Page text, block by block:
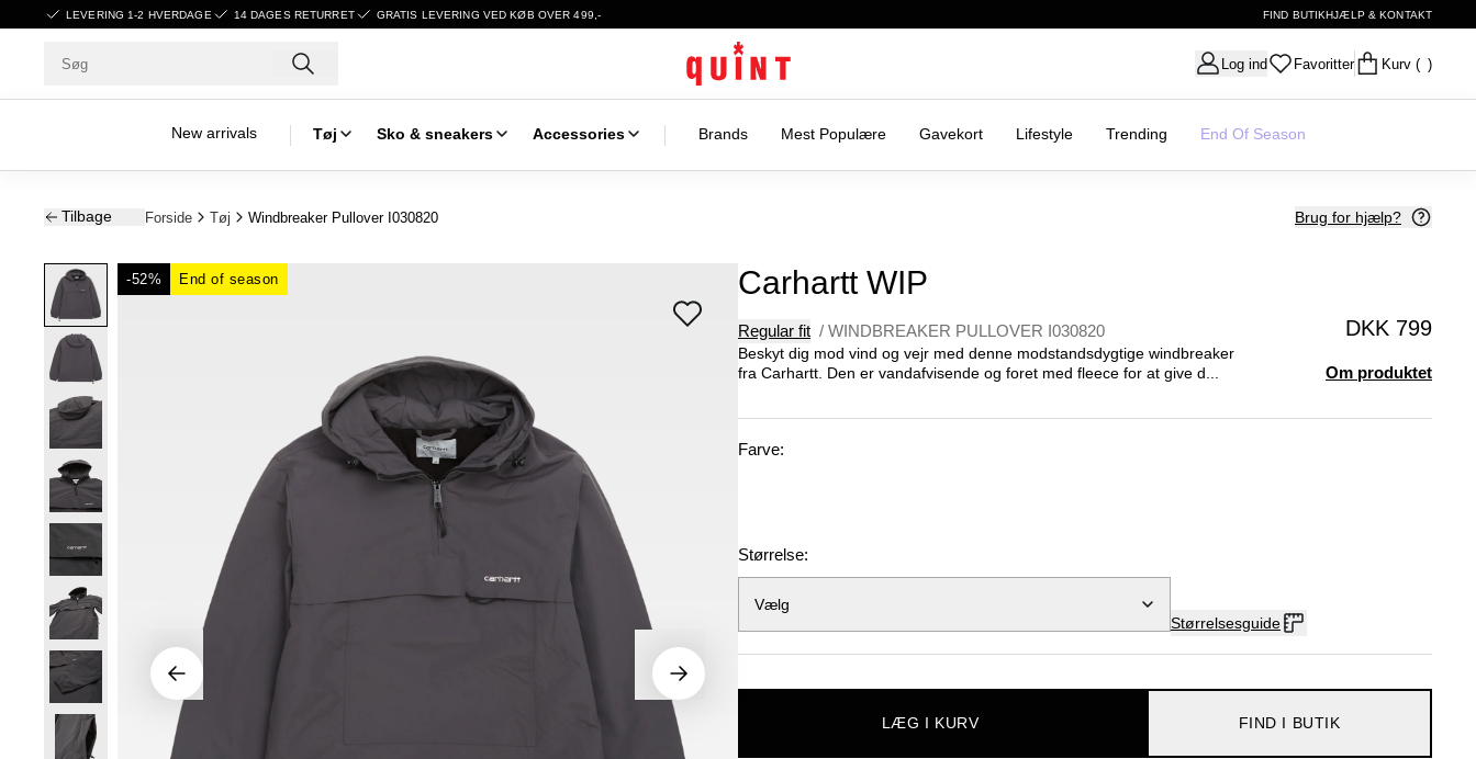
LEVERING 1-2 HVERDAGE 14 DAGES RETURRET GRATIS LEVERING VED KØB OVER 499,- FIND BUTIKHJÆLP & KONTAKT
Log ind Favoritter Kurv ( )
New arrivals Tøj Sko & sneakers Accessories Brands Mest Populære Gavekort Lifestyle Trending End Of Season
Tilbage Forside Tøj Windbreaker Pullover I030820 Brug for hjælp?
-52% End of season Carhartt WIP
Regular fit / WINDBREAKER PULLOVER I030820 DKK 799
Beskyt dig mod vind og vejr med denne modstandsdygtige windbreaker
fra Carhartt. Den er vandafvisende og foret med fleece for at give d...
Om produktet
Farve:
Størrelse:
Vælg
Størrelsesguide
LÆG I KURV FIND I BUTIK